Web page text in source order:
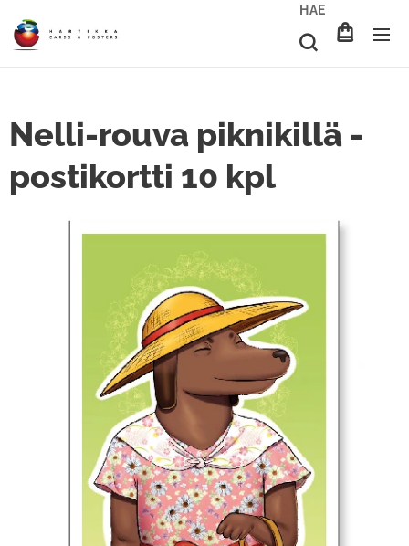
HAE
Nelli-rouva piknikillä -
postikortti 10 kpl